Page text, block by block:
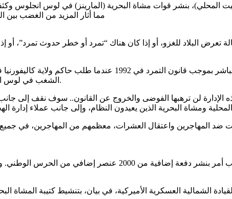
المحلي)، بنشر قوات مشاة البحرية (المارينز) في لوس انجلوس
مما أثار المزيد من الغضب بين
البلاد للغزو، أو إذا كان هناك “تمرد أو خطر حدوث تمرد”، أو
وكانت آخر مرة تم فيها استخدام الجيش لتوجيه عمل الشرطة
الشغب في لوس انجلوس بسبب تبرئة ضباط شرطة ضربوا المواطن الأسود رودني كينج.
لن ترهبها الفوضى والخروج عن القانون.. سوف نقف إلى جانب
ضد المهاجرين واعتقال العشرات، معظمهم من المهاجرين، في
وأعلنت وزارة الدفاع الأميركية (البنتاجون)، مساء الاثنين، أن